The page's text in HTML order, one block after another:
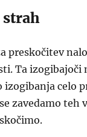
strah
preskočitev
Ta izogibajoči
izogibanja celo
zavedamo teh